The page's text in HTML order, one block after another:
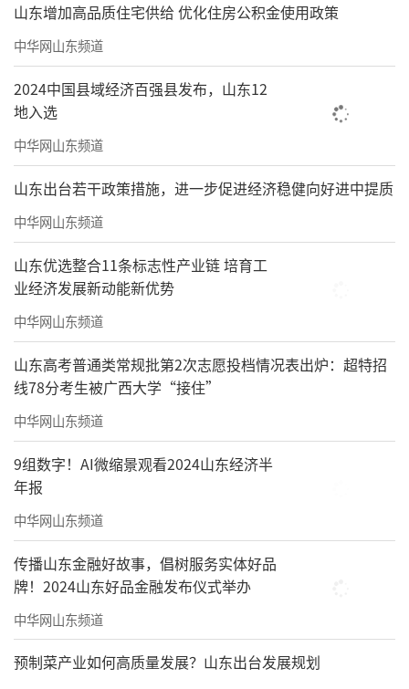
山东增加高品质住宅供给 优化住房公积金使用政策
中华网山东频道
2024中国县域经济百强县发布，山东12
地入选
中华网山东频道
山东出台若干政策措施，进一步促进经济稳健向好进中提质
中华网山东频道
山东优选整合11条标志性产业链 培育工
业经济发展新动能新优势
中华网山东频道
山东高考普通类常规批第2次志愿投档情况表出炉：超特招
线78分考生被广西大学“接住”
中华网山东频道
9组数字！AI微缩景观看2024山东经济半
年报
中华网山东频道
传播山东金融好故事，倡树服务实体好品
牌！2024山东好品金融发布仪式举办
中华网山东频道
预制菜产业如何高质量发展？山东出台发展规划